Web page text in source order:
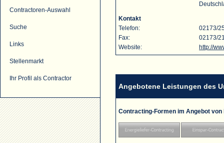
Contractoren-Auswahl
Suche
Links
Stellenmarkt
Ihr Profil als Contractor
Kontakt
Telefon:
Fax:
Website:
02173/
02173/
http://
Angebotene Leistungen des
Contracting-Formen im Angebot von